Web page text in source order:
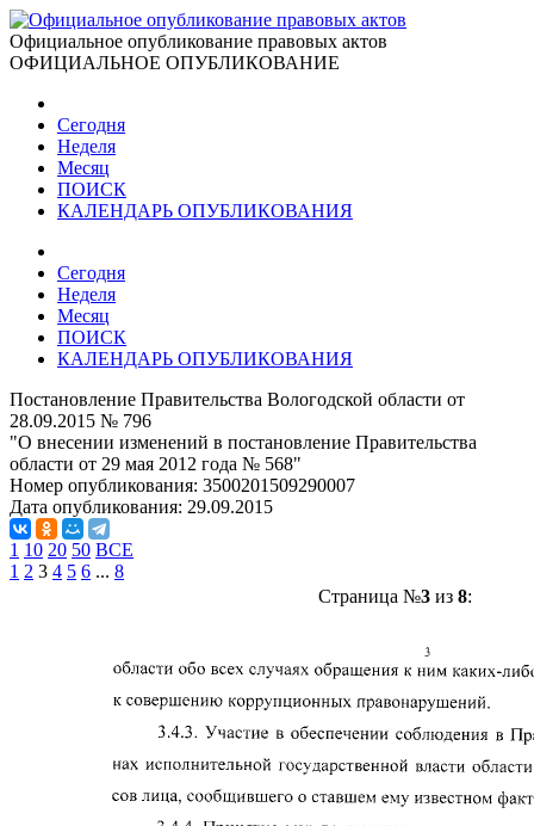
Официальное опубликование правовых актов
ОФИЦИАЛЬНОЕ ОПУБЛИКОВАНИЕ
Сегодня
Неделя
Месяц
ПОИСК
КАЛЕНДАРЬ ОПУБЛИКОВАНИЯ
Сегодня
Неделя
Месяц
ПОИСК
КАЛЕНДАРЬ ОПУБЛИКОВАНИЯ
Постановление Правительства Вологодской области от
28.09.2015 № 796
"О внесении изменений в постановление Правительства
области от 29 мая 2012 года № 568"
Номер опубликования: 3500201509290007
Дата опубликования: 29.09.2015
1 10 20 50 ВСЕ
1 2 3 4 5 6 ... 8
Страница №3из 8: